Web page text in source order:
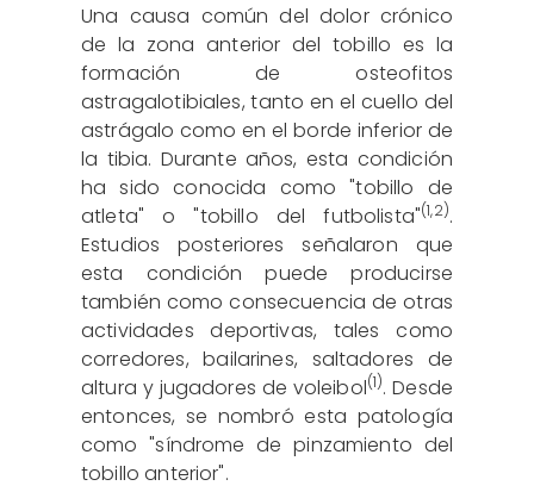
Una causa común del dolor crónico
de la zona anterior del tobillo es la
formación de osteofitos
astragalotibiales, tanto en el cuello del
astrágalo como en el borde inferior de
la tibia. Durante años, esta condición
ha sido conocida como "tobillo de
atleta" o "tobillo del futbolista"(1,2).
Estudios posteriores señalaron que
esta condición puede producirse
también como consecuencia de otras
actividades deportivas, tales como
corredores, bailarines, saltadores de
altura y jugadores de voleibol(1). Desde
entonces, se nombró esta patología
como "síndrome de pinzamiento del
tobillo anterior".